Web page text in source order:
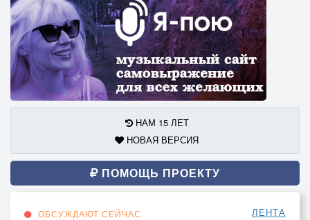
НАМ 15 ЛЕТ
НОВАЯ ВЕРСИЯ
ПОМОЩЬ ПРОЕКТУ
ОБСУЖДАЮТ СЕЙЧАС ЛЕНТА